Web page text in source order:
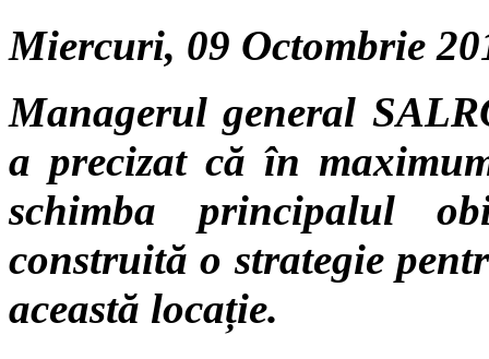
Miercuri, 09 Octombrie
Managerul general
a precizat că în
schimba principalul
construită o strategie
această locație.